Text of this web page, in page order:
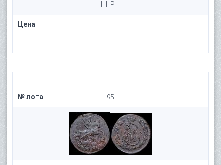
HHP
Цена
№ лота 95